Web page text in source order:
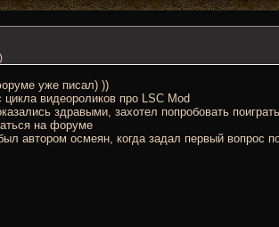
уже писал) ))
цикла видеороликов про LSC Mod
здравыми, захотел попробовать поиграть
на форуме
автором осмеян, когда задал первый